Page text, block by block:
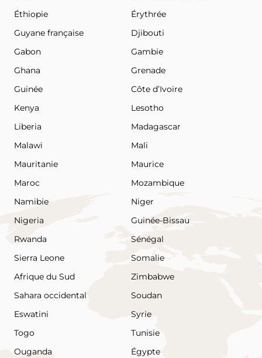
Éthiopie
Érythrée
Guyane française
Djibouti
Gabon
Gambie
Ghana
Grenade
Guinée
Côte d’Ivoire
Kenya
Lesotho
Liberia
Madagascar
Malawi
Mali
Mauritanie
Maurice
Maroc
Mozambique
Namibie
Niger
Nigeria
Guinée-Bissau
Rwanda
Sénégal
Sierra Leone
Somalie
Afrique du Sud
Zimbabwe
Sahara occidental
Soudan
Eswatini
Syrie
Togo
Tunisie
Ouganda
Égypte